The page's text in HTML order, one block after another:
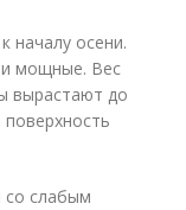
началу осени.
и мощные. Вес
вырастают до
со слабым